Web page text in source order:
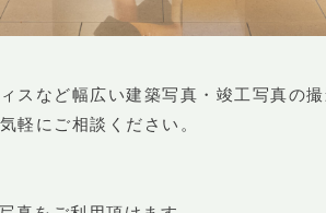
スなど幅広い建築写真・竣工写真の撮
軽にご相談ください。